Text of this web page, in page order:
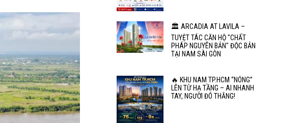
🏛️ ARCADIA AT LAVILA –
TUYỆT TÁC CĂN HỘ "CHẤT
PHÁP NGUYÊN BẢN" ĐỘC BẢN
TẠI NAM SÀI GÒN
🔥 KHU NAM TP.HCM “NÓNG”
LÊN TỪ HẠ TẦNG – AI NHANH
TAY, NGƯỜI ĐÓ THẮNG!